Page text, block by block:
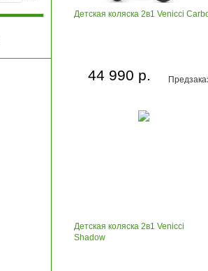
Детская коляска 2в1 Venicci
44 990 р.
Детская коляска 2в1 Venicci
Shadow